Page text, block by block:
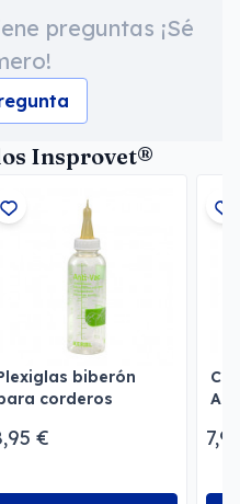
preguntas ¡Sé
Insprovet®
biberón
corderos
€